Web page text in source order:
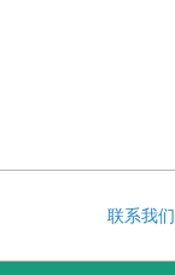
联系我们